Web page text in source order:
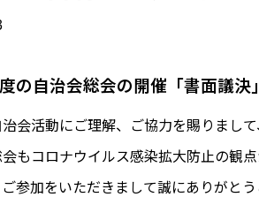
の自治会総会の開催「書面議決
会活動にご理解、ご協力を賜りまして
もコロナウイルス感染拡大防止の観
参加をいただきまして誠にありがとう